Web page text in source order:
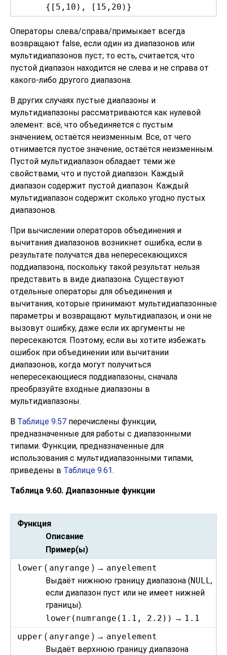
{[5,10), [15,20)}
Операторы слева/справа/примыкает всегда
возвращают false, если один из диапазонов или
мультидиапазонов пуст; то есть, считается, что
пустой диапазон находится не слева и не справа от
какого-либо другого диапазона.
В других случаях пустые диапазоны и
мультидиапазоны рассматриваются как нулевой
элемент: всё, что объединяется с пустым
значением, остаётся неизменным. Все, от чего
отнимается пустое значение, остаётся неизменным.
Пустой мультидиапазон обладает теми же
свойствами, что и пустой диапазон. Каждый
диапазон содержит пустой диапазон. Каждый
мультидиапазон содержит сколько угодно пустых
диапазонов.
При вычислении операторов объединения и
вычитания диапазонов возникнет ошибка, если в
результате получатся два непересекающихся
поддиапазона, поскольку такой результат нельзя
представить в виде диапазона. Существуют
отдельные операторы для объединения и
вычитания, которые принимают мультидиапазонные
параметры и возвращают мультидиапазон, и они не
вызовут ошибку, даже если их аргументы не
пересекаются. Поэтому, если вы хотите избежать
ошибок при объединении или вычитании
диапазонов, когда могут получиться
непересекающиеся поддиапазоны, сначала
преобразуйте входные диапазоны в
мультидиапазоны.
В Таблице 9.57 перечислены функции,
предназначенные для работы с диапазонными
типами. Функции, предназначенные для
использования с мультидиапазонными типами,
приведены в Таблице 9.61.
Таблица 9.60. Диапазонные функции
Функция
Описание
Пример(ы)
lower ( anyrange ) → anyelement
Выдаёт нижнюю границу диапазона (NULL,
если диапазон пуст или не имеет нижней
границы).
lower(numrange(1.1, 2.2)) → 1.1
upper ( anyrange ) → anyelement
Выдаёт верхнюю границу диапазона